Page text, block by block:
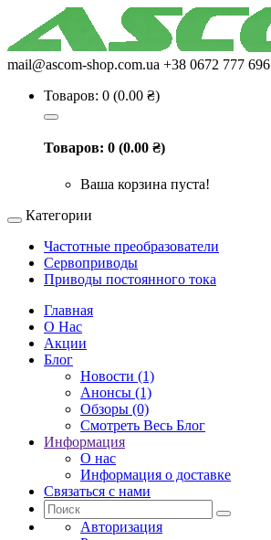
mail@ascom-shop.com.ua +38 0672 777 696
Товаров: 0 (0.00 ₴)
Товаров: 0 (0.00 ₴)
Ваша корзина пуста!
Категории
Частотные преобразователи
Сервоприводы
Приводы постоянного тока
Главная
О Нас
Акции
Блог
Новости (1)
Анонсы (1)
Обзоры (0)
Смотреть Весь Блог
Информация
О нас
Информация о доставке
Связаться с нами
Авторизация